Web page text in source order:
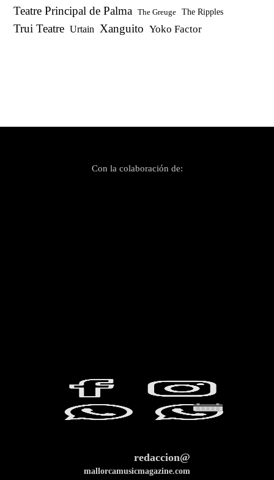
Teatre Principal de Palma The Greuge The Ripples
Trui Teatre Urtain Xanguito Yoko Factor
Con la colaboración de:
redaccion@
mallorcamusicmagazine.com